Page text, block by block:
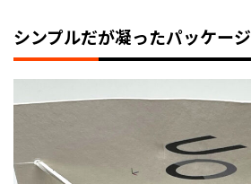
シンプルだが凝ったパッケージ